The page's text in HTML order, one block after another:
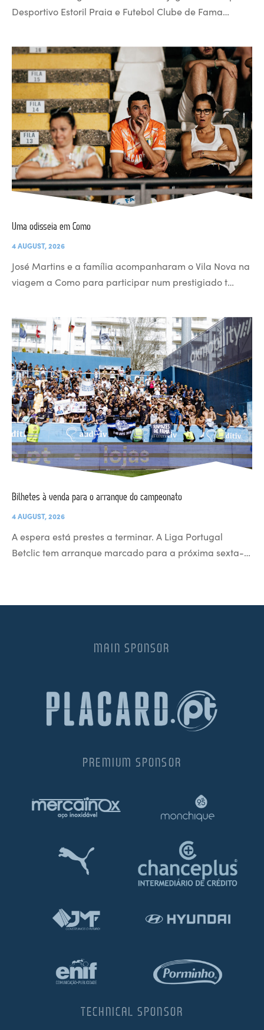
Desportivo Estoril Praia e Futebol Clube de Fama…
Uma odisseia em Como
4 AUGUST, 2026
José Martins e a família acompanharam o Vila Nova na
viagem a Como para participar num prestigiado t…
Bilhetes à venda para o arranque do campeonato
4 AUGUST, 2026
A espera está prestes a terminar. A Liga Portugal
Betclic tem arranque marcado para a próxima sexta-…
MAIN SPONSOR
PREMIUM SPONSOR
TECHNICAL SPONSOR